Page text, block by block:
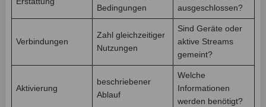
Bedingungen
ausgeschlossen?
Verbindungen
Zahl gleichzeitiger
Nutzungen
Sind Geräte oder
aktive Streams
gemeint?
Aktivierung
beschriebener
Ablauf
Welche
Informationen
werden benötigt?